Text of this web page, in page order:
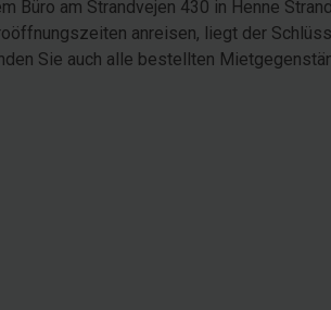
Büro am Strandvejen 430 in Henne Strand
anreisen, liegt der
Sie auch alle bestellten